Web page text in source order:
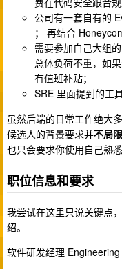
公司有一套自有的
； 再结合
需要参加自己大组
总体负荷不重，如
有值班补贴；
SRE 里面提到的工
虽然后端的日常工作绝大
候选人的背景要求并不局
也只会要求你使用自己熟悉
职位信息和要求
我尝试在这里只说关键点
绍。
软件研发经理